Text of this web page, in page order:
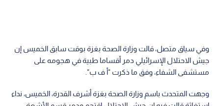
وفي سياق متصل، قالت وزارة الصحة بغزة بوقت سابق الخميس إن
جيش الاحتلال الإسرائيلي دمر أقساما طبية في هجومه على
مستشفى الشفاء، وفق ما ذكرت "أ ف ب".
وجهت المتحدث باسم وزارة الصحة بغزة أشرف القدرة، الخميس، نداء